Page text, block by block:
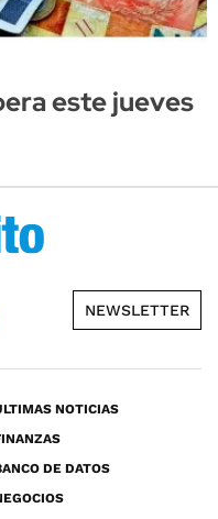
este jueves
NEWSLETTER
NOTICIAS
DE DATOS